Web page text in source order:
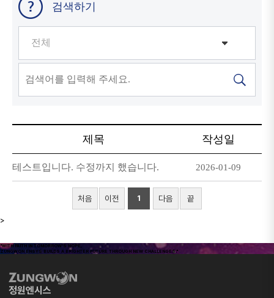
검색하기
제목 작성일
테스트입니다. 수정까지 했습니다. 2026-01-09
처음 이전 1 다음 끝
>
"WITH FAITH IN TOMORROW'S HOPE,
ZUNGWON ENSYS BUILDS A BRIGHTER FUTURE THROUGH NEW CHALLENGES."
정원엔시스